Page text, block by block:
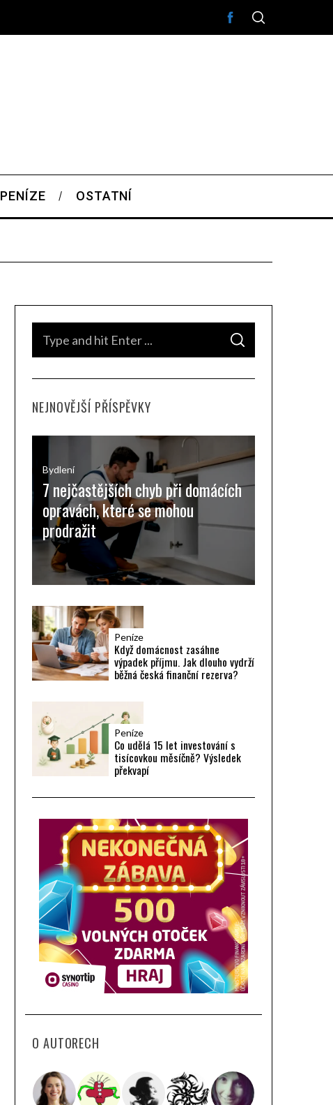
PENÍZE OSTATNÍ
c
S
A
C
NEJNOVĚJŠÍ PŘÍSPĚVKY
Bydlení
7 nejčastějších chyb při domácích
opravách, které se mohou
prodražit
Peníze
Když domácnost zasáhne
výpadek příjmu. Jak dlouho vydrží
běžná česká finanční rezerva?
Peníze
Co udělá 15 let investování s
tisícovkou měsíčně? Výsledek
překvapí
O AUTORECH